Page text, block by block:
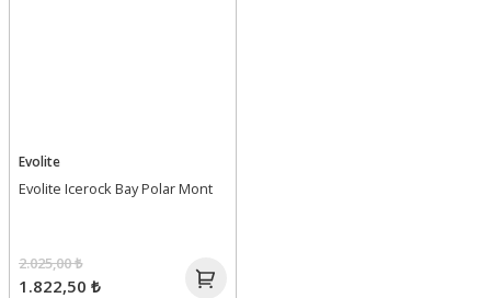
Evolite
Evolite Icerock Bay Polar Mont
1.822,50 ₺
2.025,00 ₺